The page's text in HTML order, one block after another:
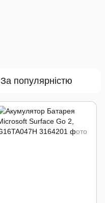
За популярністю